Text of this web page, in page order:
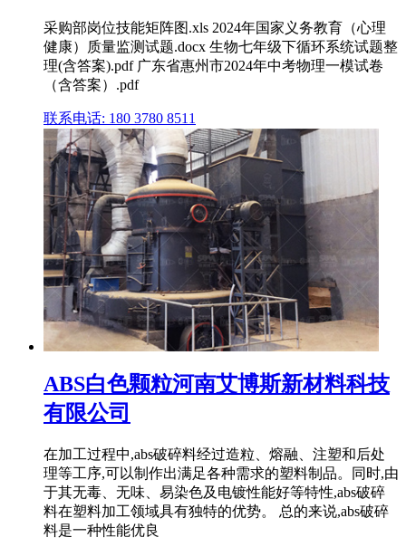
采购部岗位技能矩阵图.xls 2024年国家义务教育（心理
健康）质量监测试题.docx 生物七年级下循环系统试题整
理(含答案).pdf 广东省惠州市2024年中考物理一模试卷
（含答案）.pdf
联系电话: 180 3780 8511
ABS白色颗粒河南艾博斯新材料科技
有限公司
在加工过程中,abs破碎料经过造粒、熔融、注塑和后处
理等工序,可以制作出满足各种需求的塑料制品。同时,由
于其无毒、无味、易染色及电镀性能好等特性,abs破碎
料在塑料加工领域具有独特的优势。 总的来说,abs破碎
料是一种性能优良